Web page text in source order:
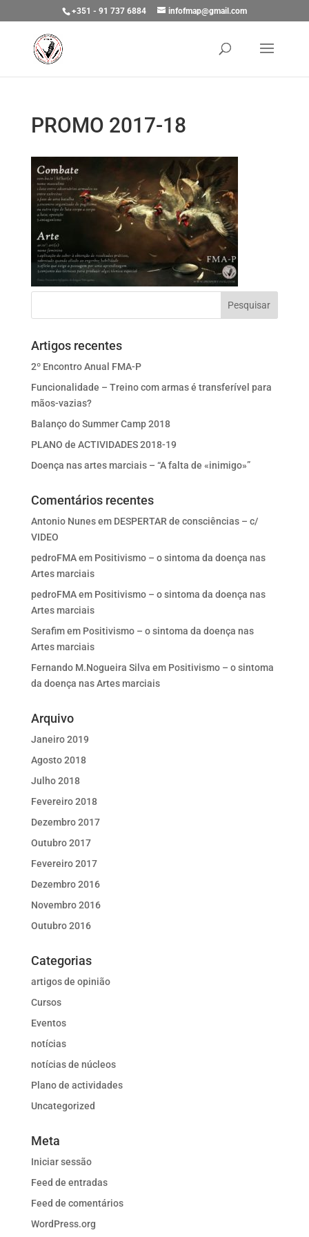
+351 - 91 737 6884 infofmap@gmail.com
PROMO 2017-18
Artigos recentes
2º Encontro Anual FMA-P
Funcionalidade – Treino com armas é transferível para
mãos-vazias?
Balanço do Summer Camp 2018
PLANO de ACTIVIDADES 2018-19
Doença nas artes marciais – “A falta de «inimigo»”
Comentários recentes
Antonio Nunesem DESPERTAR de consciências – c/
VIDEO
pedroFMAem Positivismo – o sintoma da doença nas
Artes marciais
pedroFMAem Positivismo – o sintoma da doença nas
Artes marciais
Serafimem Positivismo – o sintoma da doença nas
Artes marciais
Fernando M.Nogueira Silva em Positivismo – o sintoma
da doença nas Artes marciais
Arquivo
Janeiro 2019
Agosto 2018
Julho 2018
Fevereiro 2018
Dezembro 2017
Outubro 2017
Fevereiro 2017
Dezembro 2016
Novembro 2016
Outubro 2016
Categorias
artigos de opinião
Cursos
Eventos
notícias
notícias de núcleos
Plano de actividades
Uncategorized
Meta
Iniciar sessão
Feed de entradas
Feed de comentários
WordPress.org